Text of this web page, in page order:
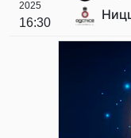
2025
16:30